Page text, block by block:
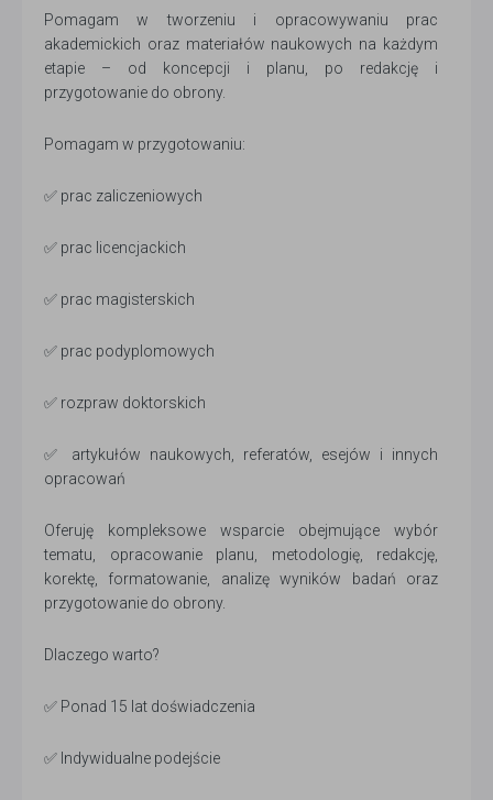
Pomagam w tworzeniu i opracowywaniu prac
akademickich oraz materiałów naukowych na każdym
etapie – od koncepcji i planu, po redakcję i
przygotowanie do obrony.
Pomagam w przygotowaniu:
✅ prac zaliczeniowych
✅ prac licencjackich
✅ prac magisterskich
✅ prac podyplomowych
✅ rozpraw doktorskich
✅ artykułów naukowych, referatów, esejów i innych
opracowań
Oferuję kompleksowe wsparcie obejmujące wybór
tematu, opracowanie planu, metodologię, redakcję,
korektę, formatowanie, analizę wyników badań oraz
przygotowanie do obrony.
Dlaczego warto?
✅ Ponad 15 lat doświadczenia
✅ Indywidualne podejście